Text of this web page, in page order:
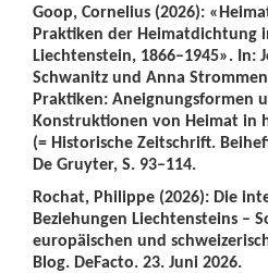
Goop, Cornelius (2026):
Praktiken der Heimatdichtung
Liechtenstein, 1866–1945». In:
Schwanitz und Anna
Praktiken: Aneignungsformen
Konstruktionen von Heimat in
(= Historische Zeitschrift.
De Gruyter, S. 93–114.
Rochat, Philippe (2026): Die
Beziehungen Liechtensteins –
europäischen und
Blog. DeFacto. 23. Juni 2026.